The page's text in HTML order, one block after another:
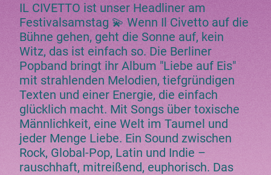
IL CIVETTO ist unser Headliner am
Festivalsamstag 💫 Wenn Il Civetto auf die
Bühne gehen, geht die Sonne auf, kein
Witz, das ist einfach so. Die Berliner
Popband bringt ihr Album "Liebe auf Eis"
mit strahlenden Melodien, tiefgründigen
Texten und einer Energie, die einfach
glücklich macht. Mit Songs über toxische
Männlichkeit, eine Welt im Taumel und
jeder Menge Liebe. Ein Sound zwischen
Rock, Global-Pop, Latin und Indie –
rauschhaft, mitreißend, euphorisch. Das